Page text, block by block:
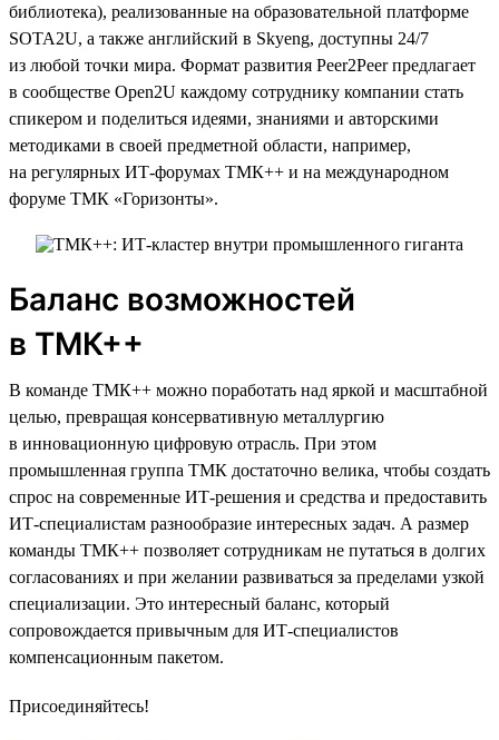
библиотека), реализованные на образовательной платформе
SOTA2U, а также английский в Skyeng, доступны 24/7
из любой точки мира. Формат развития Peer2Peer предлагает
в сообществе Open2U каждому сотруднику компании стать
спикером и поделиться идеями, знаниями и авторскими
методиками в своей предметной области, например,
на регулярных ИТ-форумах ТМК++ и на международном
форуме ТМК «Горизонты».
Баланс возможностей
в ТМК++
В команде ТМК++ можно поработать над яркой и масштабной
целью, превращая консервативную металлургию
в инновационную цифровую отрасль. При этом
промышленная группа ТМК достаточно велика, чтобы создать
спрос на современные ИТ-решения и средства и предоставить
ИТ-специалистам разнообразие интересных задач. А размер
команды ТМК++ позволяет сотрудникам не путаться в долгих
согласованиях и при желании развиваться за пределами узкой
специализации. Это интересный баланс, который
сопровождается привычным для ИТ-специалистов
компенсационным пакетом.
Присоединяйтесь!